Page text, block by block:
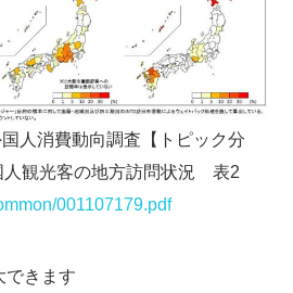
人消費動向調査【トピック分
人観光客の地方訪問状況 表2
001107179.pdf
きます